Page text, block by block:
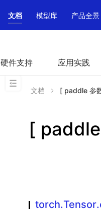
文档 模型库 产品全景
硬件支持 应用实践
文档 [ paddle 参
[